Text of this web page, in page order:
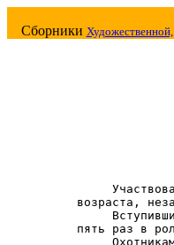
Сборники Художественной,